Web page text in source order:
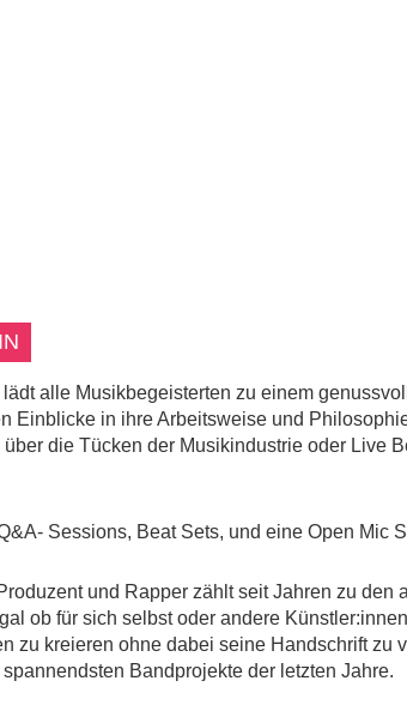
alle Musikbegeisterten zu einem
Einblicke in ihre Arbeitsweise und
die Tücken der Musikindustrie oder Live
Sessions, Beat Sets, und eine Open Mic
und Rapper zählt seit Jahren zu den
ob für sich selbst oder andere
zu kreieren ohne dabei seine Handschrift zu
Bandprojekte der letzten Jahre.